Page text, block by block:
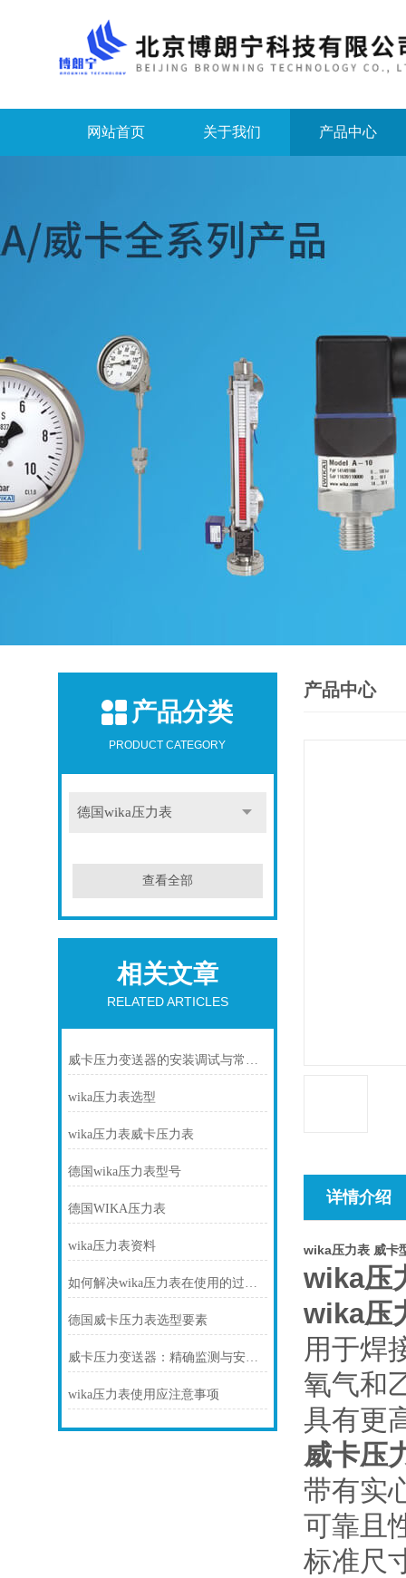
网站首页 关于我们 产品中心
产品分类
PRODUCT CATEGORY
德国wika压力表
查看全部
相关文章
RELATED ARTICLES
威卡压力变送器的安装调试与常见故障排除
wika压力表选型
wika压力表威卡压力表
德国wika压力表型号
德国WIKA压力表
wika压力表资料
如何解决wika压力表在使用的过程中出现断裂的情况？
德国威卡压力表选型要素
威卡压力变送器：精确监测与安全控制的必备装备
wika压力表使用应注意事项
产品中心
详情介绍
wika压力表 威卡
wika压
wika压
用于焊
氧气和
具有更
威卡压
带有实
可靠且
标准尺